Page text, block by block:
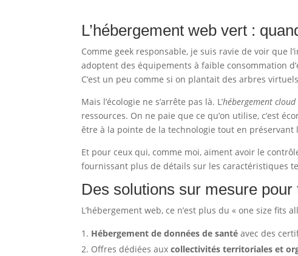
L’hébergement web vert :
Comme geek responsable, je suis ravie de voir que
adoptent des équipements à faible consommation
C’est un peu comme si on plantait des arbres
Mais l’écologie ne s’arrête pas là. L’hébergement cloud
ressources. On ne paie que ce qu’on utilise, c’est
être à la pointe de la technologie tout en préservant
Et pour ceux qui, comme moi, aiment avoir le
fournissant plus de détails sur les caractéristiques
Des solutions sur mesure
L’hébergement web, ce n’est plus du « one size fits
Hébergement de données de santé avec des
Offres dédiées auxcollectivités territoriales et